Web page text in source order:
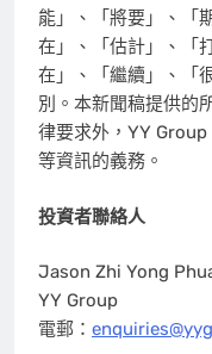
能」、「將要」、「
在」、「估計」、「
在」、「繼續」、「
別。本新聞稿提供的
律要求外，YY
等資訊的義務。
投資者聯絡人
Jason Zhi Yong
YY Group
電郵：